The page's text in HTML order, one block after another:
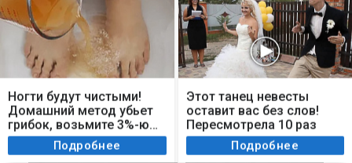
Мы используем cookie. Во время посещения сайта
вы соглашаетесь с тем, что мы обрабатываем
ваши персональные данные с использованием
метрик Яндекс Метрика, top.mail.ru, LiveInternet.
Я согласен
Ногти будут чистыми!
Домашний метод убьет
грибок, возьмите 3%-ю…
Подробнее
Этот танец невесты
оставит вас без слов!
Пересмотрела 10 раз
Подробнее